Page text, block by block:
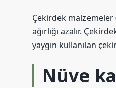
Çekirdek malzemeler
ağırlığı azalır.
yaygın kullanılan
Nüve